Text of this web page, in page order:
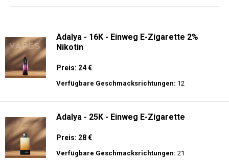
Adalya - 16K - Einweg E-Zigarette 2%
Nikotin
Preis: 24 €
Verfügbare Geschmacksrichtungen: 12
Adalya - 25K - Einweg E-Zigarette
Preis: 28 €
Verfügbare Geschmacksrichtungen: 21